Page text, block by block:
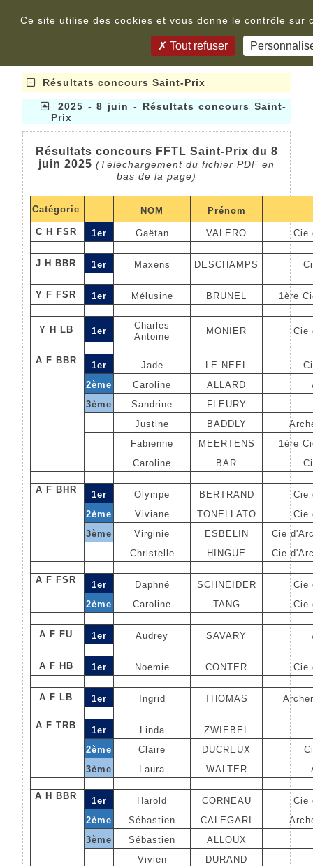
Si le lien ne fonctionne pas, contactez le webmestre
pour l'en informer.
Résultats concours Saint-Prix
2025 - 8 juin - Résultats concours Saint-
Prix
Résultats concours FFTL Saint-Prix du 8
juin 2025 (Téléchargement du fichier PDF en
bas de la page)
Catégorie NOM
Prénom
C H FSR
1er Gaëtan VALERO Cie
J H BBR 1er Maxens DESCHAMPS
Y F FSR 1er Mélusine BRUNEL 1ère
Y H LB 1er
Charles
Antoine
MONIER Cie
A F BBR 1er Jade LE NEEL
2ème
Caroline ALLARD
3ème
Sandrine
FLEURY
Justine
BADDLY
Fabienne
MEERTENS
1ère
Caroline
BAR
A F BHR 1er Olympe BERTRAND
Cie
2ème
Viviane TONELLATO
Cie
3ème
Virginie ESBELIN
Cie
Christelle
HINGUE Cie
A F FSR 1er Daphné SCHNEIDER
Cie
2ème
Caroline TANG Cie
A F FU 1er Audrey SAVARY
A F HB 1er Noemie CONTER Cie
A F LB 1er Ingrid THOMAS
A F TRB 1er Linda
ZWIEBEL
2ème
Claire DUCREUX
3ème
Laura WALTER
A H BBR 1er Harold CORNEAU
Cie
2ème
Sébastien CALEGARI
3ème
Sébastien
ALLOUX
Vivien
DURAND
Ce site utilise des cookies et vous donne le contrôle sur
Tout refuser